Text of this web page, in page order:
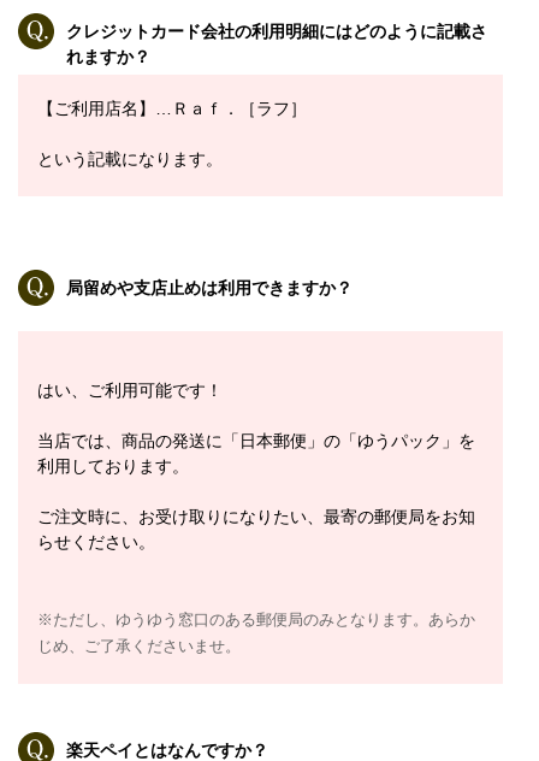
クレジットカード会社の利用明細にはどのように記載さ
れますか？
【ご利用店名】…Ｒａｆ．［ラフ］
という記載になります。
局留めや支店止めは利用できますか？
はい、ご利用可能です！
当店では、商品の発送に「日本郵便」の「ゆうパック」を
利用しております。
ご注文時に、お受け取りになりたい、最寄の郵便局をお知
らせください。
※ただし、ゆうゆう窓口のある郵便局のみとなります。あらか
じめ、ご了承くださいませ。
楽天ペイとはなんですか？